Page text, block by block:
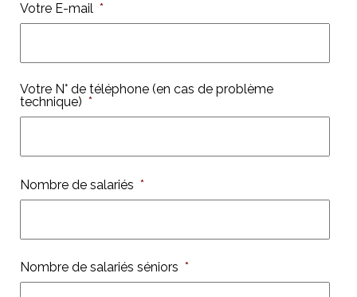
Votre E-mail *
Votre N° de téléphone (en cas de problème
technique) *
Nombre de salariés *
Nombre de salariés séniors *